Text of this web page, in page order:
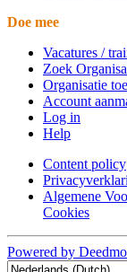
Doe mee
Vacatures /
Zoek
Organisatie
Account
Log in
Help
Content policy
Algemene
Cookies
Powered by